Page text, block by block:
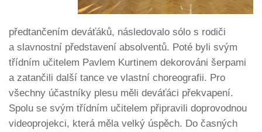
předtančením deváťáků, následovalo sólo s rodiči
a slavnostní představení absolventů. Poté byli svým
třídním učitelem Pavlem Kurtinem dekorováni šerpami
a zatančili další tance ve vlastní choreografii. Pro
všechny účastníky plesu měli deváťáci překvapení.
Spolu se svým třídním učitelem připravili doprovodnou
videoprojekci, která měla velký úspěch. Do časných